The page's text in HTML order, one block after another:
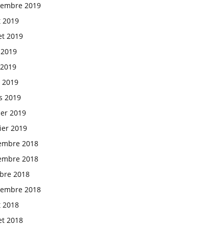
2019
2019
2019
2019
2019
2019
2018
2018
2018
2018
2018
2018